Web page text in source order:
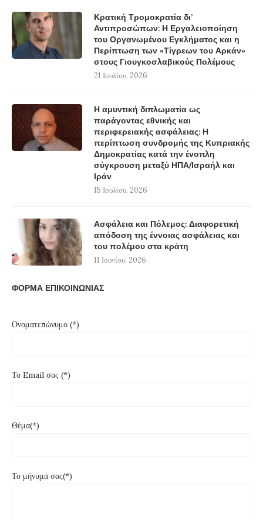
Κρατική Τρομοκρατία δι’
Αντιπροσώπων: Η Εργαλειοποίηση
του Οργανωμένου Εγκλήματος και η
Περίπτωση των «Τίγρεων του Αρκάν»
στους Γιουγκοσλαβικούς Πολέμους
21 Ιουλίου, 2026
Η αμυντική διπλωματία ως
παράγοντας εθνικής και
περιφερειακής ασφάλειας: Η
περίπτωση συνδρομής της Κυπριακής
Δημοκρατίας κατά την ένοπλη
σύγκρουση μεταξύ ΗΠΑ/Ισραήλ και
Ιράν
15 Ιουλίου, 2026
Ασφάλεια και Πόλεμος: Διαφορετική
απόδοση της έννοιας ασφάλειας και
του πολέμου στα κράτη
11 Ιουνίου, 2026
ΦΟΡΜΑ ΕΠΙΚΟΙΝΩΝΙΑΣ
Ονοματεπώνυμο (*)
Το Email σας (*)
Θέμα(*)
Το μήνυμά σας(*)